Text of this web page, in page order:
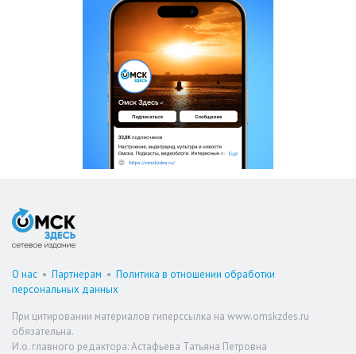
О нас • Партнерам • Политика в отношении обработки
персональных данных
При цитировании материалов гиперссылка на www.omskzdes.ru
обязательна.
И.о. главного редактора: Астафьева Татьяна Петровна